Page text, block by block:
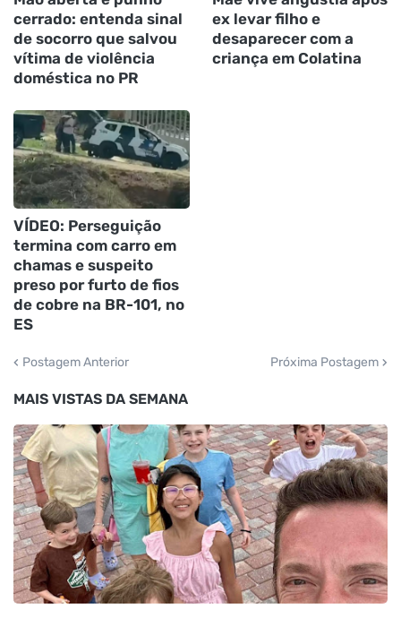
cerrado: entenda sinal
de socorro que salvou
vítima de violência
doméstica no PR
ex levar filho e
desaparecer com a
criança em Colatina
VÍDEO: Perseguição
termina com carro em
chamas e suspeito
preso por furto de fios
de cobre na BR-101, no
ES
Postagem Anterior Próxima Postagem
MAIS VISTAS DA SEMANA